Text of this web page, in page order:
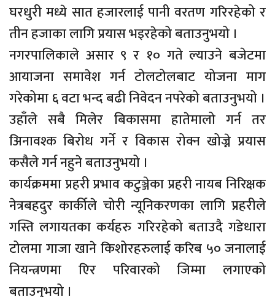
घरधुरी मध्ये सात हजारलाई पानी वरतण गरिरहेको र
तीन हजाका लागि प्रयास भइरहेको बताउनुभयो ।
नगरपालिकाले असार ९ र १० गते ल्याउने बजेटमा
आयाजना समावेश गर्न टोलटोलबाट योजना माग
गरेकोमा ६ वटा भन्द बढी निवेदन नपरेको बताउनुभयो ।
उहाँले सबै मिलेर बिकासमा हातेमालो गर्न तर
अिनावश्क बिरोध गर्ने र विकास रोक्न खोज्ने प्रयास
कसैले गर्न नहुने बताउनुभयो ।
कार्यक्रममा प्रहरी प्रभाव कटुञ्जेका प्रहरी नायब निरिक्षक
नेत्रबहदुर कार्कीले चोरी न्यूनिकरणका लागि प्रहरीले
गस्ति लगायतका कर्यहरु गरिरहेको बताउदै गडेधारा
टोलमा गाजा खाने किशोरहरुलाई करिब ५० जनालाई
नियन्त्रणमा एिर परिवारको जिम्मा लगाएको
बताउनुभयो ।